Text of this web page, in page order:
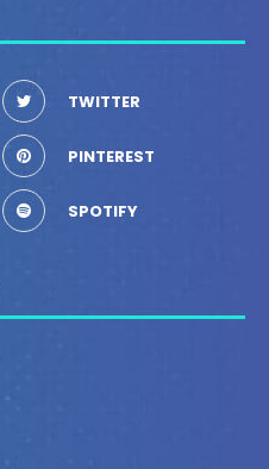
TWITTER
PINTEREST
SPOTIFY